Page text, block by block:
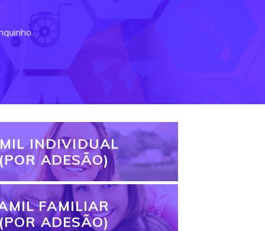
INDIVIDUAL
ADESÃO)
FAMILIAR
ADESÃO)